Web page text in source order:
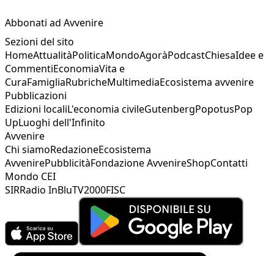
Abbonati ad Avvenire
Sezioni del sito
HomeAttualitàPoliticaMondoAgoràPodcastChiesaIdee e
CommentiEconomiaVita e
CuraFamigliaRubricheMultimediaEcosistema avvenire
Pubblicazioni
Edizioni localiL'economia civileGutenbergPopotusPop
UpLuoghi dell'Infinito
Avvenire
Chi siamoRedazioneEcosistema
AvvenirePubblicitàFondazione AvvenireShopContatti
Mondo CEI
SIRRadio InBluTV2000FISC